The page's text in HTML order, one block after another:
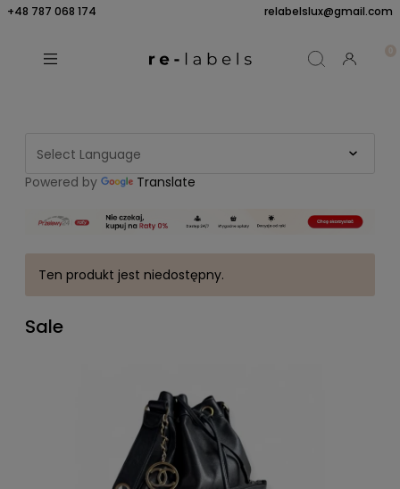
+48 787 068 174 relabelslux@gmail.com
Powered by Translate
Ten produkt jest niedostępny.
Sale